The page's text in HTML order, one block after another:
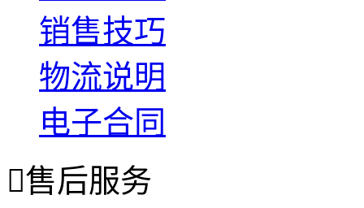
销售技巧
物流说明
电子合同
售后服务